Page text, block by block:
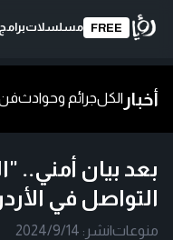
FREE مسلسلاتبرامج
أخبار الكلجرائم وحوادث
بعد بيان أمني..
التواصل في
منوعات|نشر: 2024/9/14